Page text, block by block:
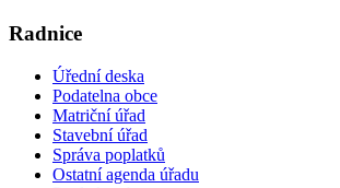
Radnice
Úřední deska
Podatelna obce
Matriční úřad
Stavební úřad
Správa poplatků
Ostatní agenda úřadu